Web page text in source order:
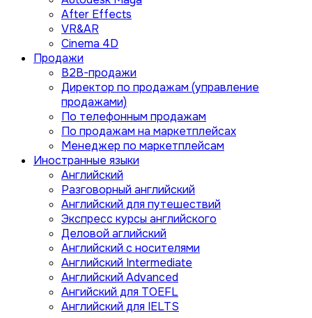
After Effects
VR&AR
Cinema 4D
Продажи
B2B-продажи
Директор по продажам (управление
продажами)
По телефонным продажам
По продажам на маркетплейсах
Менеджер по маркетплейсам
Иностранные языки
Английский
Разговорный английский
Английский для путешествий
Экспресс курсы английского
Деловой аглийский
Английский с носителями
Английский Intermediate
Английский Advanced
Ангийский для TOEFL
Английский для IELTS